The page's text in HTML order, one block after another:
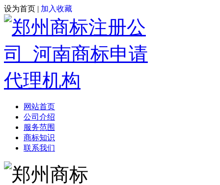
设为首页 | 加入收藏
网站首页
公司介绍
服务范围
商标知识
联系我们